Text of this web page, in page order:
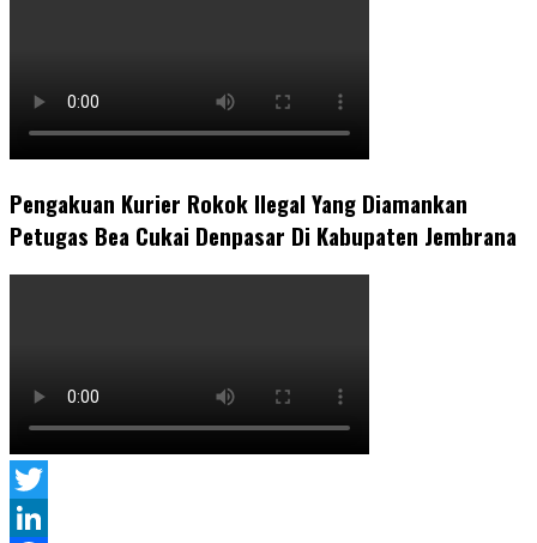
Pengakuan Kurier Rokok Ilegal Yang Diamankan
Petugas Bea Cukai Denpasar Di Kabupaten Jembrana
Twitter